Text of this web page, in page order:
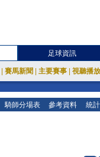
足球資訊
賽馬新聞 主要賽事 視聽播
騎師分場表 參考資料 統